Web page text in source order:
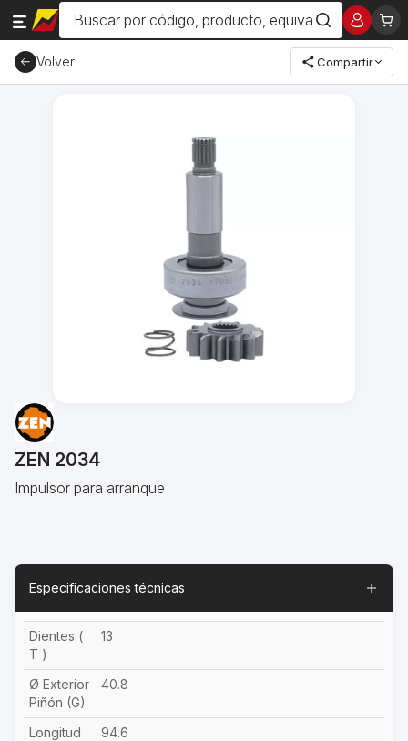
Volver Compartir
ZEN 2034
Impulsor para arranque
Especificaciones técnicas
Dientes (
T )
13
Ø Exterior
Piñón (G)
40.8
Longitud
94.6